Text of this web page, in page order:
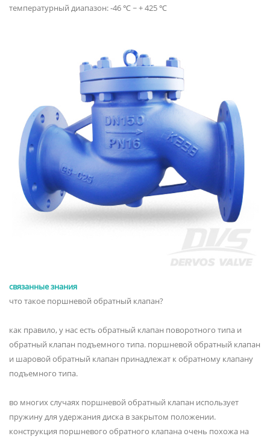
температурный диапазон: -46 ℃ ~ + 425 ℃
связанные знания
что такое поршневой обратный клапан?
как правило, у нас есть обратный клапан поворотного типа и
обратный клапан подъемного типа. поршневой обратный клапан
и шаровой обратный клапан принадлежат к обратному клапану
подъемного типа.
во многих случаях поршневой обратный клапан использует
пружину для удержания диска в закрытом положении.
конструкция поршневого обратного клапана очень похожа на